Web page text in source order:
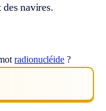
des navires.
radionucléide ?